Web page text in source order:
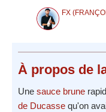
FX
À propos de
Une sauce brune
de Ducasse qu'on